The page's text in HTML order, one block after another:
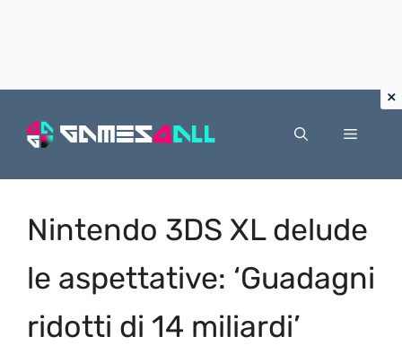
Menu
Nintendo 3DS XL delude
le aspettative: ‘Guadagni
ridotti di 14 miliardi’